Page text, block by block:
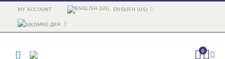
MY ACCOUNT ENGLISH (US)
MKD ДЕН
0